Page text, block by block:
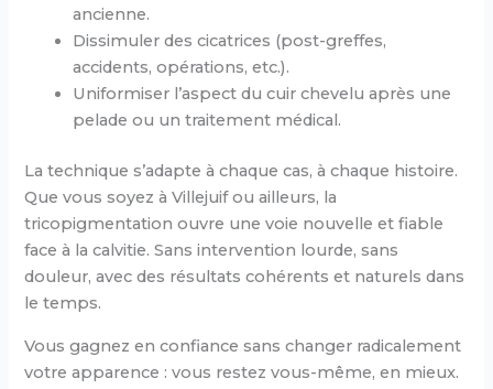
ancienne.
Dissimuler des cicatrices (post-greffes,
accidents, opérations, etc.).
Uniformiser l’aspect du cuir chevelu après une
pelade ou un traitement médical.
La technique s’adapte à chaque cas, à chaque histoire.
Que vous soyez à Villejuif ou ailleurs, la
tricopigmentation ouvre une voie nouvelle et fiable
face à la calvitie. Sans intervention lourde, sans
douleur, avec des résultats cohérents et naturels dans
le temps.
Vous gagnez en confiance sans changer radicalement
votre apparence : vous restez vous-même, en mieux.